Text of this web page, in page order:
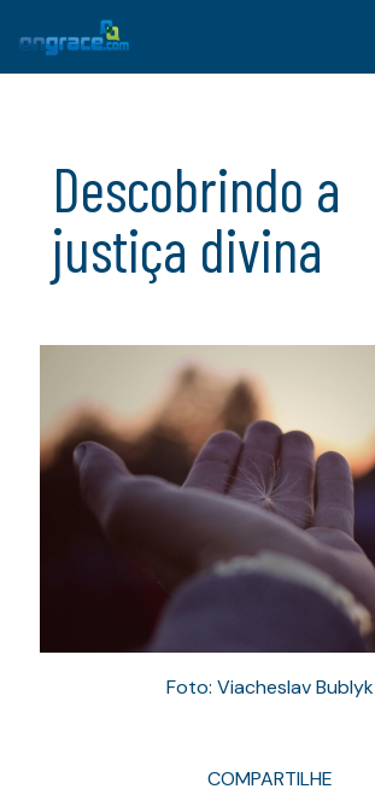
Descobrindo a
justiça divina
Foto: Viacheslav Bublyk
COMPARTILHE